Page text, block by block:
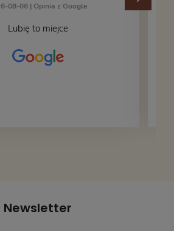
08-06 | Opinia z Google
Lubię to miejce
Newsletter